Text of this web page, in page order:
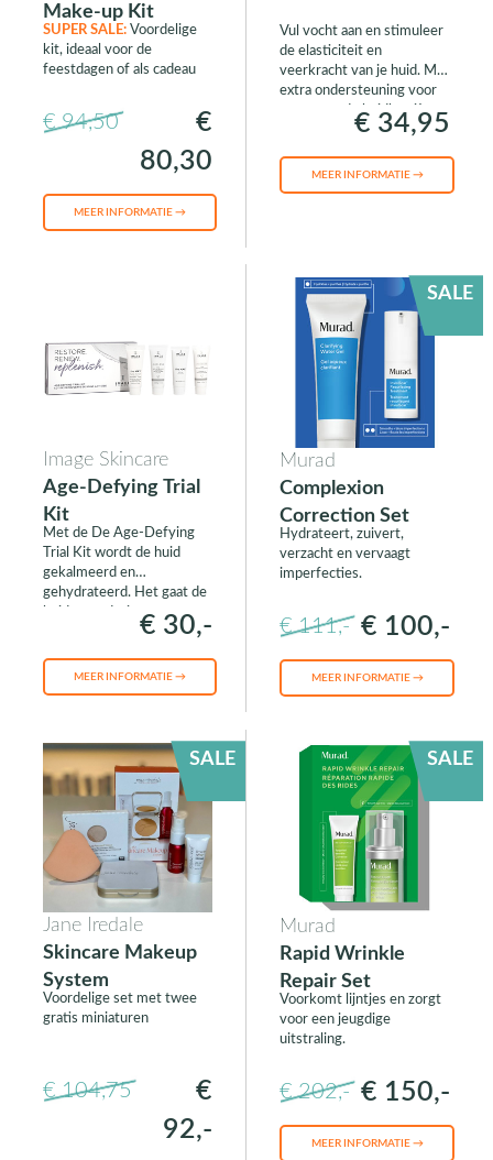
Make-up Kit
SUPER SALE: Voordelige
kit, ideaal voor de
feestdagen of als cadeau
€ 94,50
€
80,30
MEER INFORMATIE →
Vul vocht aan en stimuleer
de elasticiteit en
veerkracht van je huid. Met
extra ondersteuning voor
een gezonde huidbarrière.
€ 34,95
MEER INFORMATIE →
Image Skincare
Age-Defying Trial
Kit
Met de De Age-Defying
Trial Kit wordt de huid
gekalmeerd en
gehydrateerd. Het gaat de
huidveroudering tegen.
€ 30,-
MEER INFORMATIE →
SALE
Murad
Complexion
Correction Set
Hydrateert, zuivert,
verzacht en vervaagt
imperfecties.
€ 111,- € 100,-
MEER INFORMATIE →
SALE
Jane Iredale
Skincare Makeup
System
Voordelige set met twee
gratis miniaturen
€ 104,75
€
92,-
SALE
Murad
Rapid Wrinkle
Repair Set
Voorkomt lijntjes en zorgt
voor een jeugdige
uitstraling.
€ 202,- € 150,-
MEER INFORMATIE →